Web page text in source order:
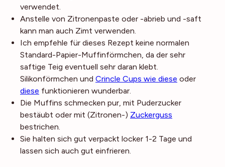
verwendet.
Anstelle von Zitronenpaste oder -abrieb und -saft
kann man auch Zimt verwenden.
Ich empfehle für dieses Rezept keine normalen
Standard-Papier-Muffinförmchen, da der sehr
saftige Teig eventuell sehr daran klebt.
Silikonförmchen und Crincle Cups wie diese oder
diese funktionieren wunderbar.
Die Muffins schmecken pur, mit Puderzucker
bestäubt oder mit (Zitronen-) Zuckerguss
bestrichen.
Sie halten sich gut verpackt locker 1-2 Tage und
lassen sich auch gut einfrieren.